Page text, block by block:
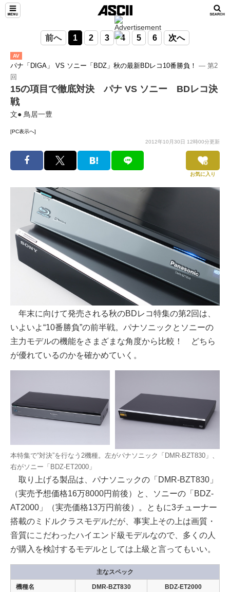
前へ 1 2 3 4 5 6 次へ
AV
パナ「DIGA」 VS ソニー「BDZ」秋の最新BDレコ10番勝負！ ― 第2
回
15の項目で徹底対決 パナ VS ソニー BDレコ決
戦
文● 鳥居一豊
[PC表示へ]
2012年10月30日 12時00分更新
お気に入り
年末に向けて発売される秋のBDレコ特集の第2回は、
いよいよ“10番勝負”の前半戦。パナソニックとソニーの
主力モデルの機能をさまざまな角度から比較！ どちら
が優れているのかを確かめていく。
本特集で“対決”を行なう2機種。左がパナソニック「DMR-BZT830」、
右がソニー「BDZ-ET2000」
取り上げる製品は、パナソニックの「DMR-BZT830」
（実売予想価格16万8000円前後）と、ソニーの「BDZ-
AT2000」（実売価格13万円前後）。ともに3チューナー
搭載のミドルクラスモデルだが、事実上その上は画質・
音質にこだわったハイエンド級モデルなので、多くの人
が購入を検討するモデルとしては上級と言ってもいい。
主なスペック
機種名 DMR-BZT830 BDZ-ET2000